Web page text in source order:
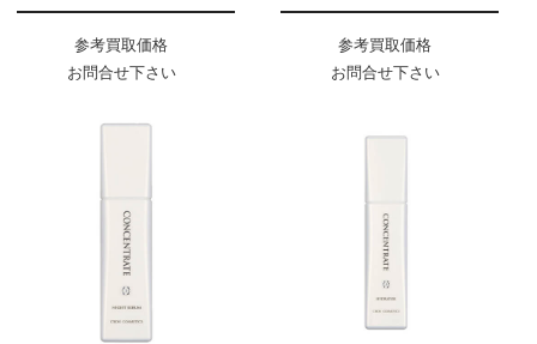
参考買取価格
お問合せ下さい
参考買取価格
お問合せ下さい